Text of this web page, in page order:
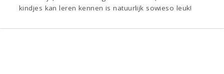
kindjes kan leren kennen is natuurlijk sowieso leuk!